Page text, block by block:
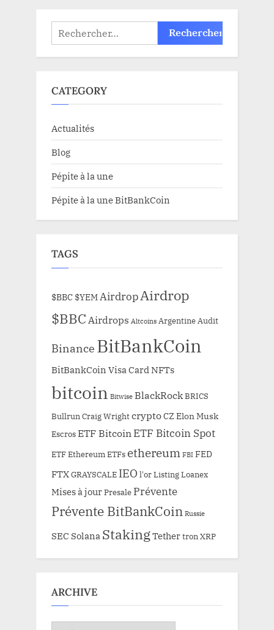
Rechercher :
CATEGORY
Actualités
Blog
Pépite à la une
Pépite à la une BitBankCoin
TAGS
$BBC $YEMAirdropAirdrop
$BBCAirdrops Altcoins Argentine Audit
Binance BitBankCoin
BitBankCoin Visa Card NFTs
bitcoin Bitwise BlackRockBRICS
Bullrun Craig WrightcryptoCZ Elon Musk
EscrosETF Bitcoin ETF Bitcoin Spot
ETF Ethereum ETFs ethereum FBI FED
FTXGRAYSCALE IEO l'orListingLoanex
Mises à jourPresale Prévente
Prévente BitBankCoin Russie
SEC Solana StakingTethertron XRP
ARCHIVE